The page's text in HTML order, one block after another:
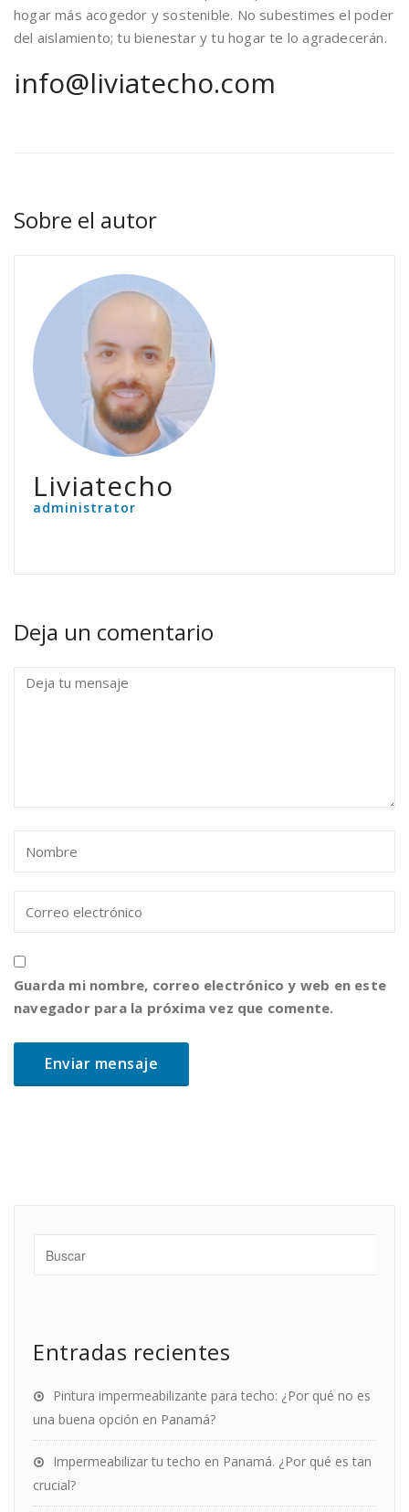
hogar más acogedor y sostenible. No subestimes el poder
del aislamiento; tu bienestar y tu hogar te lo agradecerán.
info@liviatecho.com
Sobre el autor
Liviatecho
administrator
Deja un comentario
Guarda mi nombre, correo electrónico y web en este
navegador para la próxima vez que comente.
Entradas recientes
Pintura impermeabilizante para techo: ¿Por qué no es
una buena opción en Panamá?
Impermeabilizar tu techo en Panamá. ¿Por qué es tan
crucial?